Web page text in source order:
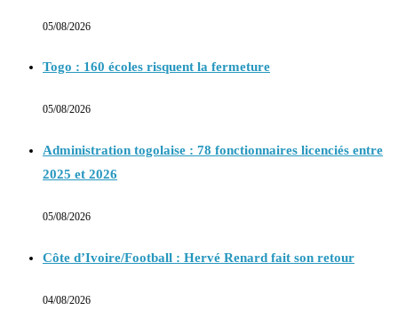
05/08/2026
Togo : 160 écoles risquent la fermeture
05/08/2026
Administration togolaise : 78 fonctionnaires licenciés entre
2025 et 2026
05/08/2026
Côte d’Ivoire/Football : Hervé Renard fait son retour
04/08/2026